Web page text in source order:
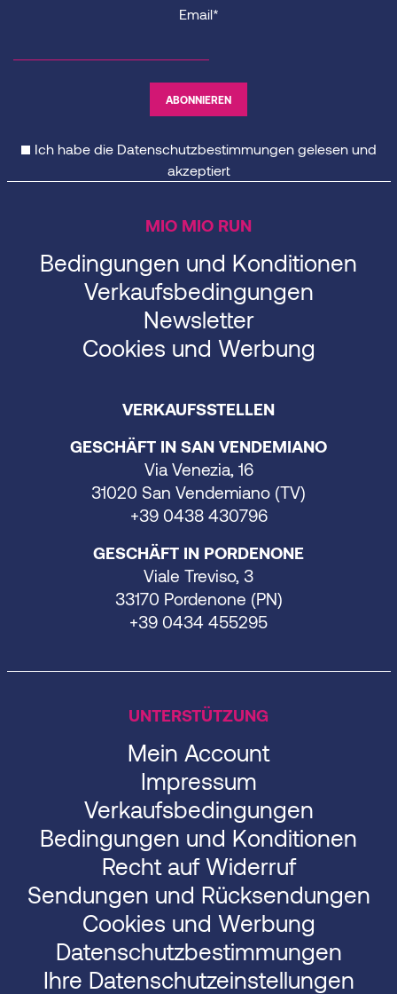
Email*
Ich habe die Datenschutzbestimmungengelesen und
akzeptiert
MIO MIO RUN
Bedingungen und Konditionen
Verkaufsbedingungen
Newsletter
Cookies und Werbung
VERKAUFSSTELLEN
GESCHÄFT IN SAN VENDEMIANO
Via Venezia, 16
31020 San Vendemiano (TV)
+39 0438 430796
GESCHÄFT IN PORDENONE
Viale Treviso, 3
33170 Pordenone (PN)
+39 0434 455295
UNTERSTÜTZUNG
Mein Account
Impressum
Verkaufsbedingungen
Bedingungen und Konditionen
Recht auf Widerruf
Sendungen und Rücksendungen
Cookies und Werbung
Datenschutzbestimmungen
Ihre Datenschutzeinstellungen